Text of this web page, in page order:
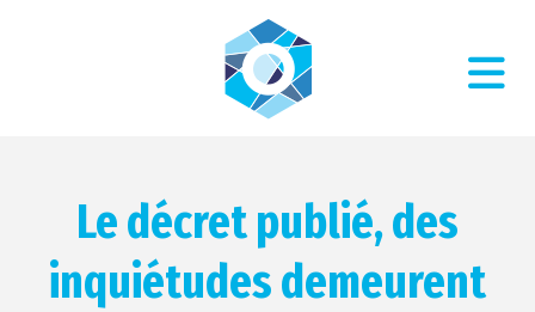
Le décret publié, des
inquiétudes demeurent